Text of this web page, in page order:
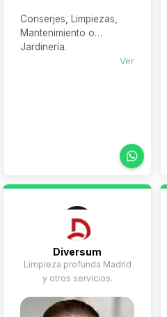
Conserjes, Limpiezas,
Mantenimiento o
Jardinería.
Ver
Diversum
Limpieza profunda Madrid
y otros servicios.